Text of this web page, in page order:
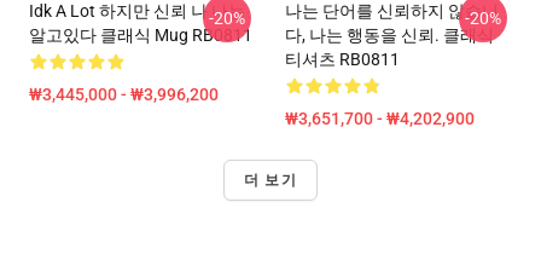
Idk A Lot 하지만 신뢰 나 나는
알고있다 클래식 Mug RB0811
₩3,445,000 - ₩3,996,200
-20%
나는 단어를 신뢰하지 않습니
다, 나는 행동을 신뢰. 클래식
티셔츠 RB0811
₩3,651,700 - ₩4,202,900
-20%
더 보기